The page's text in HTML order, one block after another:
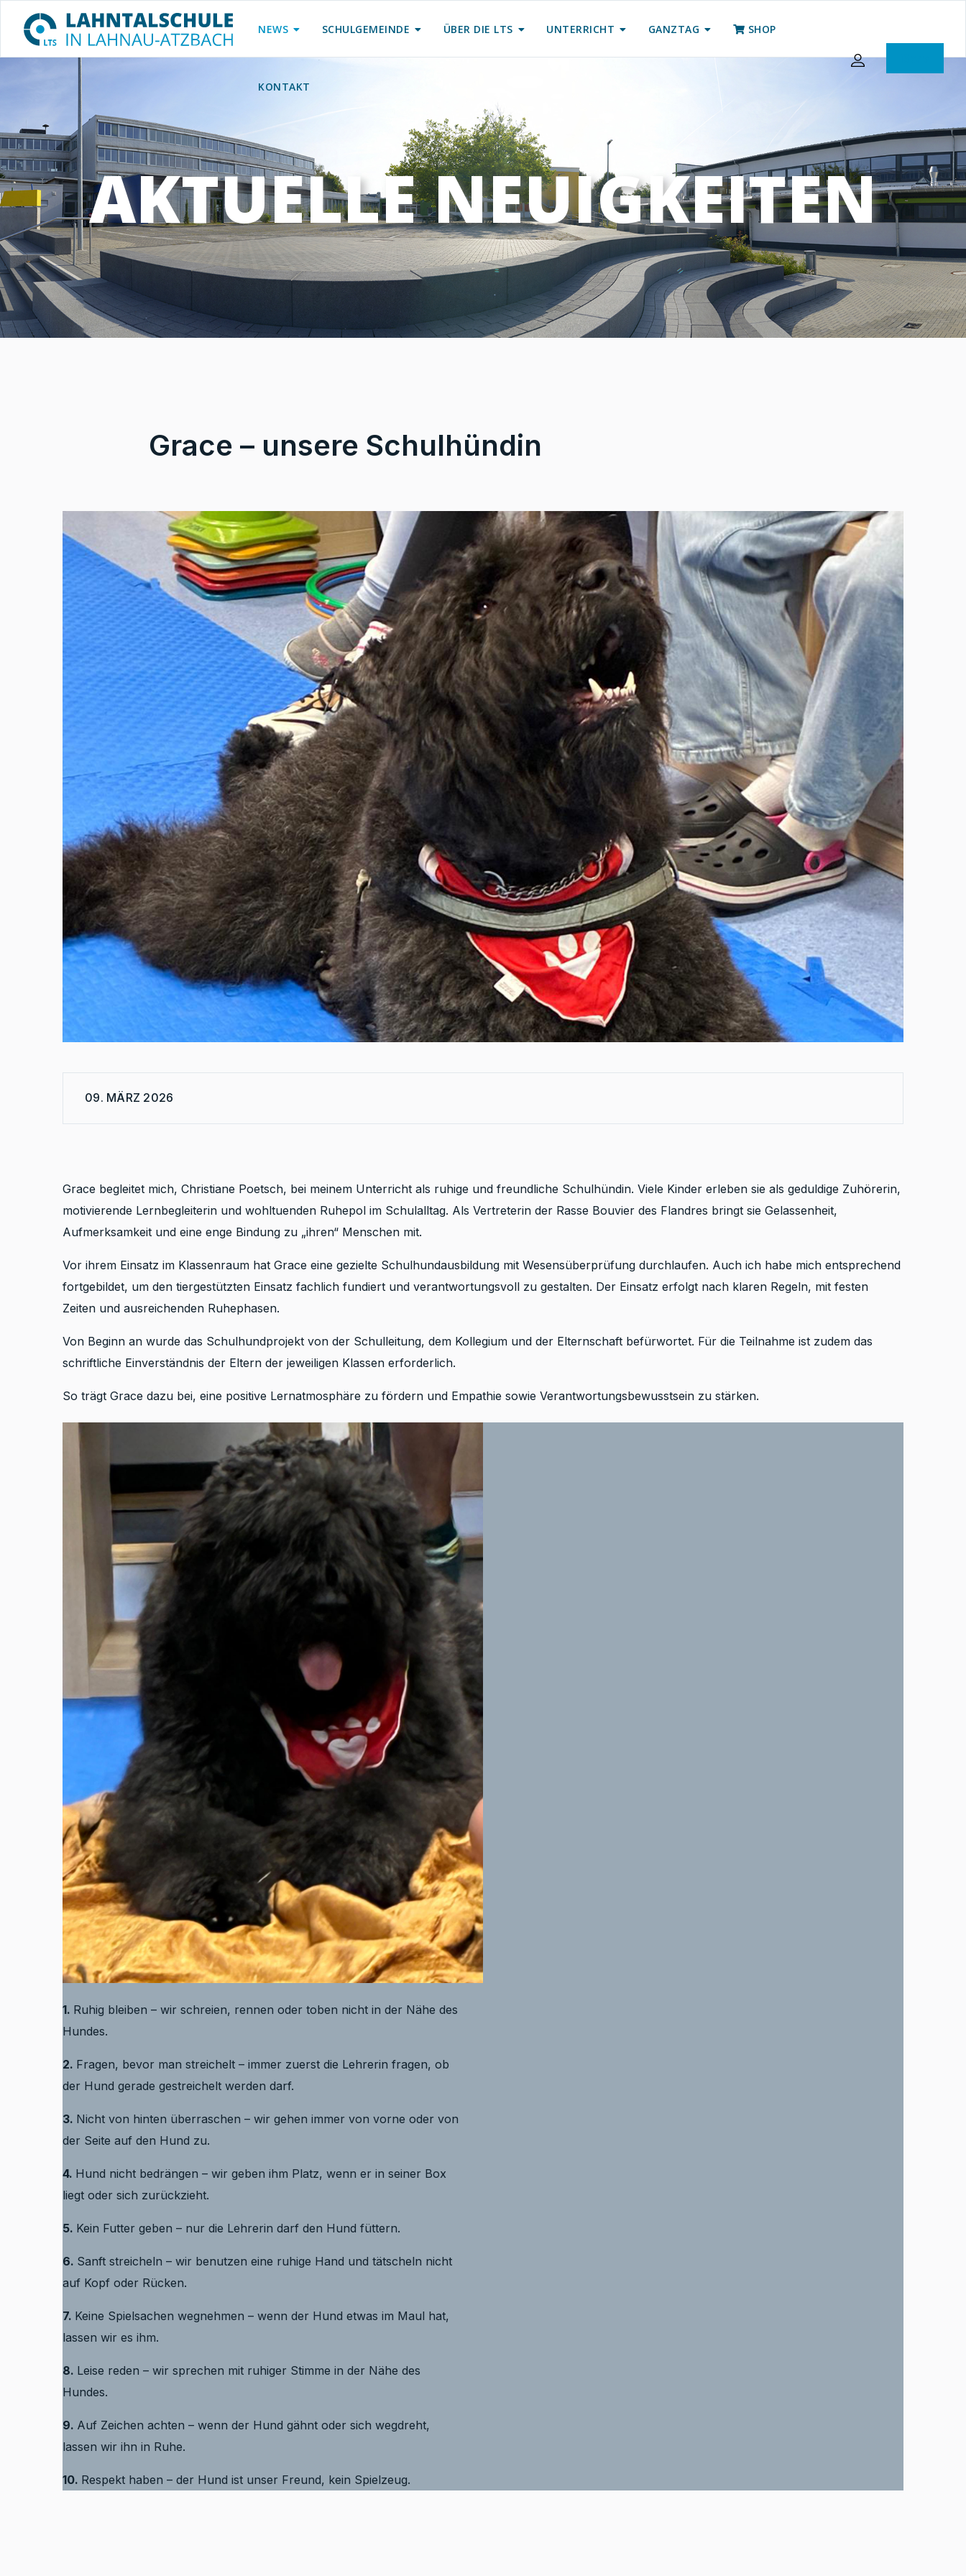
NEWS SCHULGEMEINDE ÜBER DIE LTS UNTERRICHT GANZTAG SHOP
KONTAKT
AKTUELLE NEUIGKEITEN
Grace – unsere Schulhündin
09. MÄRZ 2026
Grace begleitet mich, Christiane Poetsch, bei meinem Unterricht als ruhige und freundliche Schulhündin. Viele Kinder erleben sie als geduldige Zuhörerin,
motivierende Lernbegleiterin und wohltuenden Ruhepol im Schulalltag. Als Vertreterin der Rasse Bouvier des Flandres bringt sie Gelassenheit,
Aufmerksamkeit und eine enge Bindung zu „ihren“ Menschen mit.
Vor ihrem Einsatz im Klassenraum hat Grace eine gezielte Schulhundausbildung mit Wesensüberprüfung durchlaufen. Auch ich habe mich entsprechend
fortgebildet, um den tiergestützten Einsatz fachlich fundiert und verantwortungsvoll zu gestalten. Der Einsatz erfolgt nach klaren Regeln, mit festen
Zeiten und ausreichenden Ruhephasen.
Von Beginn an wurde das Schulhundprojekt von der Schulleitung, dem Kollegium und der Elternschaft befürwortet. Für die Teilnahme ist zudem das
schriftliche Einverständnis der Eltern der jeweiligen Klassen erforderlich.
So trägt Grace dazu bei, eine positive Lernatmosphäre zu fördern und Empathie sowie Verantwortungsbewusstsein zu stärken.
1. Ruhig bleiben – wir schreien, rennen oder toben nicht in der Nähe des
Hundes.
2. Fragen, bevor man streichelt – immer zuerst die Lehrerin fragen, ob
der Hund gerade gestreichelt werden darf.
3. Nicht von hinten überraschen – wir gehen immer von vorne oder von
der Seite auf den Hund zu.
4. Hund nicht bedrängen – wir geben ihm Platz, wenn er in seiner Box
liegt oder sich zurückzieht.
5. Kein Futter geben – nur die Lehrerin darf den Hund füttern.
6. Sanft streicheln – wir benutzen eine ruhige Hand und tätscheln nicht
auf Kopf oder Rücken.
7. Keine Spielsachen wegnehmen – wenn der Hund etwas im Maul hat,
lassen wir es ihm.
8. Leise reden – wir sprechen mit ruhiger Stimme in der Nähe des
Hundes.
9. Auf Zeichen achten – wenn der Hund gähnt oder sich wegdreht,
lassen wir ihn in Ruhe.
10. Respekt haben – der Hund ist unser Freund, kein Spielzeug.